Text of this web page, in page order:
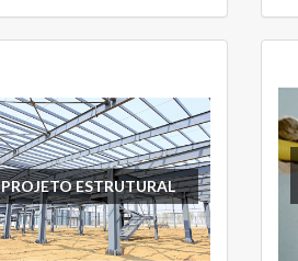
PROJETO ESTRUTURAL